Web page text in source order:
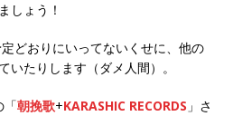
しょう！
どおりにいってないくせに、他の
いたりします（ダメ人間）。
「朝挽歌+KARASHIC RECORDS 」さ